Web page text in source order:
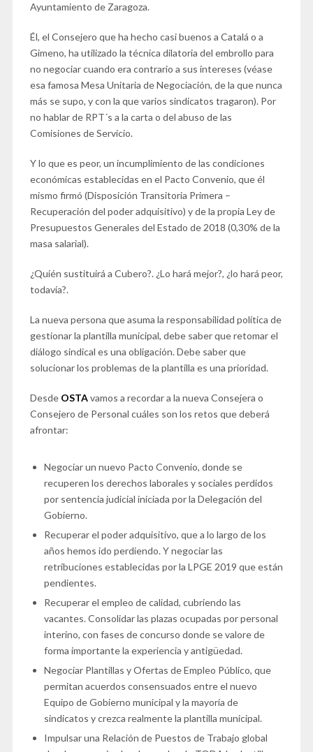
Ayuntamiento de Zaragoza.
Él, el Consejero que ha hecho casi buenos a Catalá o a
Gimeno, ha utilizado la técnica dilatoria del embrollo para
no negociar cuando era contrario a sus intereses (véase
esa famosa Mesa Unitaria de Negociación, de la que nunca
más se supo, y con la que varios sindicatos tragaron). Por
no hablar de RPT´s a la carta o del abuso de las
Comisiones de Servicio.
Y lo que es peor, un incumplimiento de las condiciones
económicas establecidas en el Pacto Convenio, que él
mismo firmó (Disposición Transitoria Primera –
Recuperación del poder adquisitivo) y de la propia Ley de
Presupuestos Generales del Estado de 2018 (0,30% de la
masa salarial).
¿Quién sustituirá a Cubero?. ¿Lo hará mejor?, ¿lo hará peor,
todavía?.
La nueva persona que asuma la responsabilidad política de
gestionar la plantilla municipal, debe saber que retomar el
diálogo sindical es una obligación. Debe saber que
solucionar los problemas de la plantilla es una prioridad.
Desde OSTAvamos a recordar a la nueva Consejera o
Consejero de Personal cuáles son los retos que deberá
afrontar:
Negociar un nuevo Pacto Convenio, donde se
recuperen los derechos laborales y sociales perdidos
por sentencia judicial iniciada por la Delegación del
Gobierno.
Recuperar el poder adquisitivo, que a lo largo de los
años hemos ido perdiendo. Y negociar las
retribuciones establecidas por la LPGE 2019 que están
pendientes.
Recuperar el empleo de calidad, cubriendo las
vacantes. Consolidar las plazas ocupadas por personal
interino, con fases de concurso donde se valore de
forma importante la experiencia y antigüedad.
Negociar Plantillas y Ofertas de Empleo Público, que
permitan acuerdos consensuados entre el nuevo
Equipo de Gobierno municipal y la mayoría de
sindicatos y crezca realmente la plantilla municipal.
Impulsar una Relación de Puestos de Trabajo global